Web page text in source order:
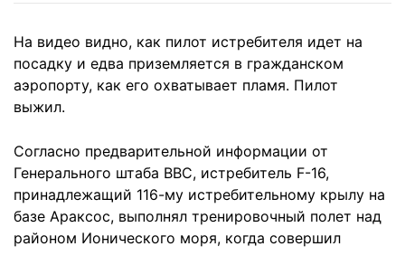
На видео видно, как пилот истребителя идет на
посадку и едва приземляется в гражданском
аэропорту, как его охватывает пламя. Пилот
выжил.
Согласно предварительной информации от
Генерального штаба ВВС, истребитель F-16,
принадлежащий 116-му истребительному крылу на
базе Араксос, выполнял тренировочный полет над
районом Ионического моря, когда совершил